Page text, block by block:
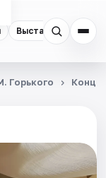
Выставки
Горького